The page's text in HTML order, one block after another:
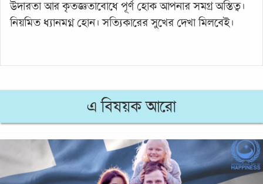
উদারতা আর কৃতজ্ঞতাবোধে পূর্ণ হোক আপনার সমগ্র অস্তিত্ব।
নিয়মিত ধ্যানমগ্ন হোন। সত্যিকারের সুখের দেখা মিলবেই।
এ বিষয়ক আরো